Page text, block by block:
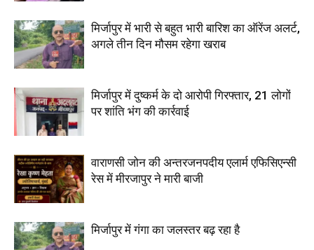
मिर्जापुर में भारी से बहुत भारी बारिश का ऑरेंज अलर्ट,
अगले तीन दिन मौसम रहेगा खराब
मिर्जापुर में दुष्कर्म के दो आरोपी गिरफ्तार, 21 लोगों
पर शांति भंग की कार्रवाई
वाराणसी जोन की अन्तरजनपदीय एलार्म एफिसिएन्सी
रेस में मीरजापुर ने मारी बाजी
मिर्जापुर में गंगा का जलस्तर बढ़ रहा है